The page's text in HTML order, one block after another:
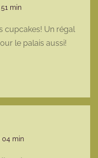
min
cupcakes! Un régal
le palais aussi!
04 min